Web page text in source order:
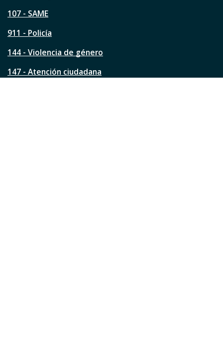
á
i
a
107 - SAME
911 - Policía
144 - Violencia de género
147 - Atención ciudadana